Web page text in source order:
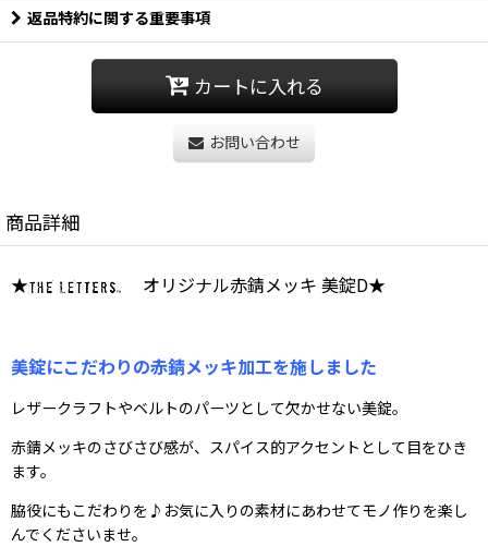
返品特約に関する重要事項
カートに入れる
お問い合わせ
商品詳細
★ オリジナル赤錆メッキ 美錠D★
美錠にこだわりの赤錆メッキ加工を施しました
レザークラフトやベルトのパーツとして欠かせない美錠。
赤錆メッキのさびさび感が、スパイス的アクセントとして目をひき
ます。
脇役にもこだわりを♪お気に入りの素材にあわせてモノ作りを楽し
んでくださいませ。